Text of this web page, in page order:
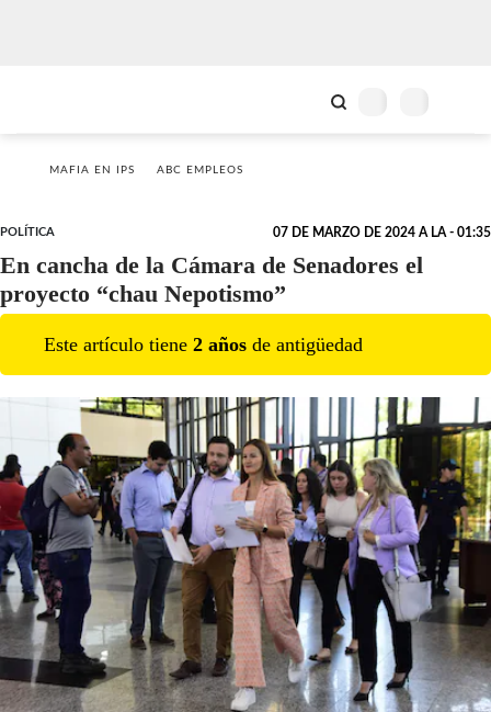
MAFIA EN IPS ABC EMPLEOS
POLÍTICA 07 DE MARZO DE 2024 A LA - 01:35
En cancha de la Cámara de Senadores el
proyecto “chau Nepotismo”
Este artículo tiene 2 años de antigüedad